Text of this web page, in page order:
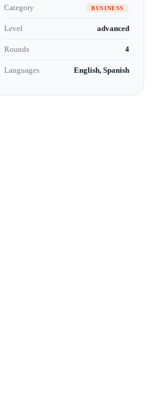
Category BUSINESS
Level advanced
Rounds 4
Languages English, Spanish